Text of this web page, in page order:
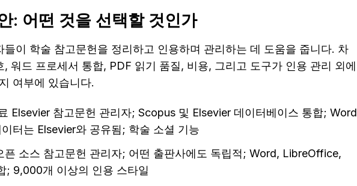
: 어떤 것을 선택할 것인가
들이 학술 참고문헌을 정리하고 인용하며 관리하는 데 도움을 줍니다. 차
, 워드 프로세서 통합, PDF 읽기 품질, 비용, 그리고 도구가 인용 관리 외에
여부에 있습니다.
Elsevier 참고문헌 관리자; Scopus 및 Elsevier 데이터베이스 통합; Word
터는 Elsevier와 공유됨; 학술 소셜 기능
소스 참고문헌 관리자; 어떤 출판사에도 독립적; Word, LibreOffice,
; 9,000개 이상의 인용 스타일